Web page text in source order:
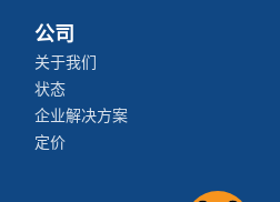
公司
关于我们
状态
企业解决方案
定价